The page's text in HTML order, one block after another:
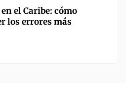
el Caribe: cómo
los errores más